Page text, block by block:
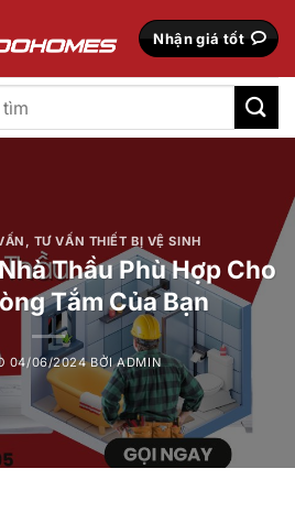
Nhận giá tốt
TƯ VẤN THIẾT BỊ VỆ SINH
Thầu Phù Hợp Cho
Tắm Của Bạn
04/06/2024 BỞIADMIN